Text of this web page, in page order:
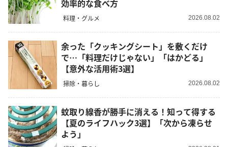
効率的な食べ方
料理・グルメ 2026.08.02
余った「クッキングシート」を敷くだけ
で…「料理だけじゃない」「はかどる」
【意外な活用術3選】
掃除・暮らし 2026.08.02
蚊取り線香が勝手に消える！知って得する
【夏のライフハック3選】「次から凍らせ
よう」